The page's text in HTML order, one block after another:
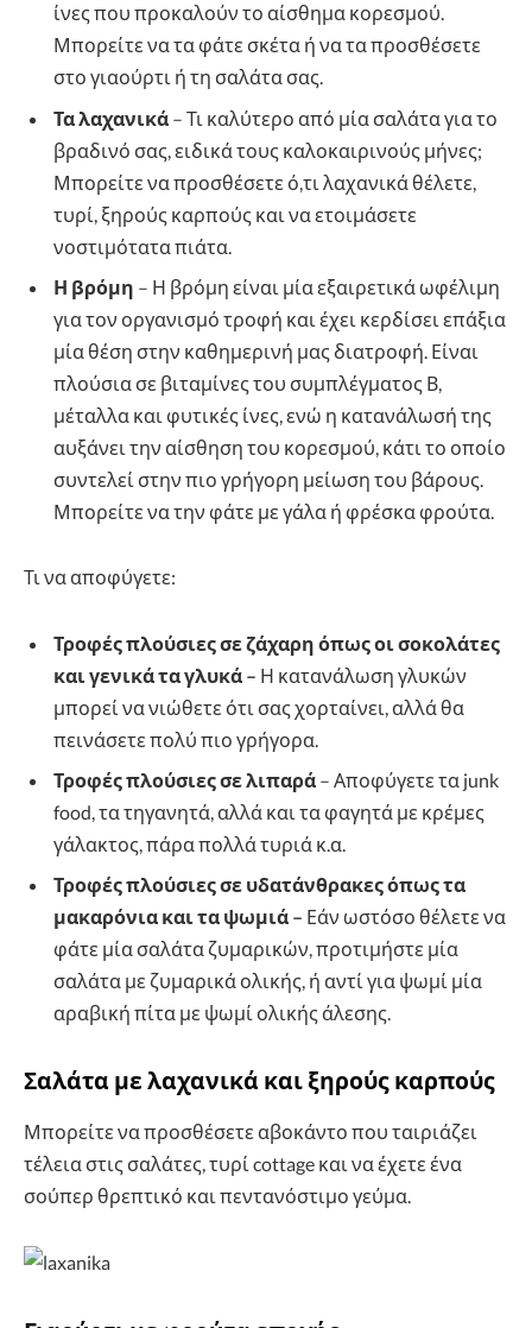
ίνες που προκαλούν το αίσθημα κορεσμού.
Μπορείτε να τα φάτε σκέτα ή να τα προσθέσετε
στο γιαούρτι ή τη σαλάτα σας.
Τα λαχανικά – Τι καλύτερο από μία σαλάτα για το
βραδινό σας, ειδικά τους καλοκαιρινούς μήνες;
Μπορείτε να προσθέσετε ό,τι λαχανικά θέλετε,
τυρί, ξηρούς καρπούς και να ετοιμάσετε
νοστιμότατα πιάτα.
Η βρόμη – Η βρόμη είναι μία εξαιρετικά ωφέλιμη
για τον οργανισμό τροφή και έχει κερδίσει επάξια
μία θέση στην καθημερινή μας διατροφή. Είναι
πλούσια σε βιταμίνες του συμπλέγματος Β,
μέταλλα και φυτικές ίνες, ενώ η κατανάλωσή της
αυξάνει την αίσθηση του κορεσμού, κάτι το οποίο
συντελεί στην πιο γρήγορη μείωση του βάρους.
Μπορείτε να την φάτε με γάλα ή φρέσκα φρούτα.
Τι να αποφύγετε:
Τροφές πλούσιες σε ζάχαρη όπως οι σοκολάτες
και γενικά τα γλυκά – Η κατανάλωση γλυκών
μπορεί να νιώθετε ότι σας χορταίνει, αλλά θα
πεινάσετε πολύ πιο γρήγορα.
Τροφές πλούσιες σε λιπαρά – Αποφύγετε τα junk
food, τα τηγανητά, αλλά και τα φαγητά με κρέμες
γάλακτος, πάρα πολλά τυριά κ.α.
Τροφές πλούσιες σε υδατάνθρακες όπως τα
μακαρόνια και τα ψωμιά – Εάν ωστόσο θέλετε να
φάτε μία σαλάτα ζυμαρικών, προτιμήστε μία
σαλάτα με ζυμαρικά ολικής, ή αντί για ψωμί μία
αραβική πίτα με ψωμί ολικής άλεσης.
Σαλάτα με λαχανικά και ξηρούς καρπούς
Μπορείτε να προσθέσετε αβοκάντο που ταιριάζει
τέλεια στις σαλάτες, τυρί cottage και να έχετε ένα
σούπερ θρεπτικό και πεντανόστιμο γεύμα.